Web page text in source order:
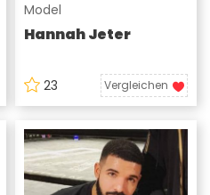
Model
Hannah Jeter
23 Vergleichen